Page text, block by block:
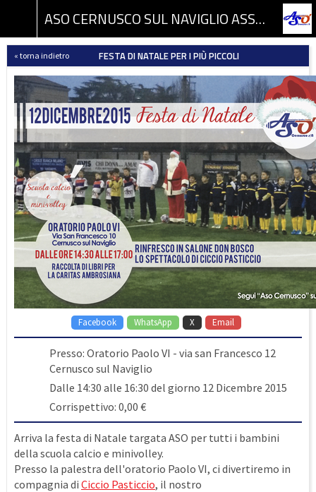
ASO CERNUSCO SUL NAVIGLIO ASSOCIAZIONE SPORTIVA DILETTANTISTICA
« torna indietro FESTA DI NATALE PER I PIÙ PICCOLI
Facebook WhatsApp X Email
Presso: Oratorio Paolo VI - via san Francesco 12
Cernusco sul Naviglio
Dalle 14:30 alle 16:30 del giorno 12 Dicembre 2015
Corrispettivo: 0,00 €
Arriva la festa di Natale targata ASO per tutti i bambini
della scuola calcio e minivolley.
Presso la palestra dell'oratorio Paolo VI, ci divertiremo in
compagnia di Ciccio Pasticcio, il nostro